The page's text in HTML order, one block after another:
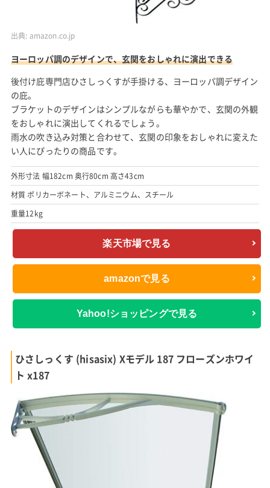
出典: amazon.co.jp
ヨーロッパ調のデザインで、玄関をおしゃれに演出できる
後付け庇専門店ひさしっくすが手掛ける、ヨーロッパ調デザイン
の庇。
ブラケットのデザインはシンプルながらも華やかで、玄関の外観
をおしゃれに演出してくれるでしょう。
雨水の吹き込み対策と合わせて、玄関の印象をおしゃれに変えた
い人にぴったりの商品です。
外形寸法 幅182cm 奥行80cm 高さ43cm
材質 ポリカーボネート、アルミニウム、スチール
重量12kg
楽天市場で見る
amazonで見る
Yahoo!ショッピングで見る
ひさしっくす (hisasix) Xモデル 187 フローズンホワイ
ト x187